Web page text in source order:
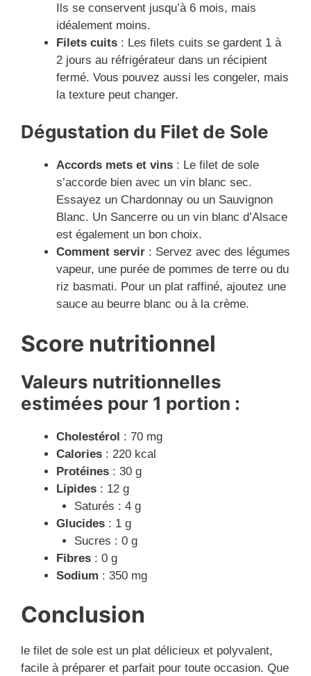
Ils se conservent jusqu’à 6 mois, mais
idéalement moins.
Filets cuits : Les filets cuits se gardent 1 à
2 jours au réfrigérateur dans un récipient
fermé. Vous pouvez aussi les congeler, mais
la texture peut changer.
Dégustation du Filet de Sole
Accords mets et vins : Le filet de sole
s’accorde bien avec un vin blanc sec.
Essayez un Chardonnay ou un Sauvignon
Blanc. Un Sancerre ou un vin blanc d’Alsace
est également un bon choix.
Comment servir : Servez avec des légumes
vapeur, une purée de pommes de terre ou du
riz basmati. Pour un plat raffiné, ajoutez une
sauce au beurre blanc ou à la crème.
Score nutritionnel
Valeurs nutritionnelles
estimées pour 1 portion :
Cholestérol : 70 mg
Calories : 220 kcal
Protéines : 30 g
Lipides : 12 g
Saturés : 4 g
Glucides : 1 g
Sucres : 0 g
Fibres : 0 g
Sodium : 350 mg
Conclusion
le filet de sole est un plat délicieux et polyvalent,
facile à préparer et parfait pour toute occasion. Que